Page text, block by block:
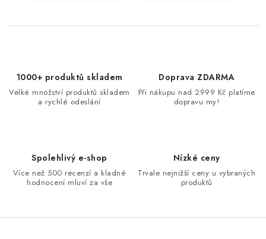
1000+ produktů skladem
Velké množství produktů skladem
a rychlé odeslání
Doprava ZDARMA
Při nákupu nad 2999 Kč platíme
dopravu my!
Spolehlivý e-shop
Více než 500 recenzí a kladné
hodnocení mluví za vše
Nízké ceny
Trvale nejnižší ceny u vybraných
produktů